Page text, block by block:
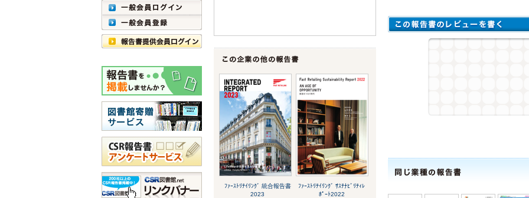
ﾌｧｰｽﾄﾘﾃｲﾘﾝｸﾞ 統合報告書
2023
ﾌｧｰｽﾄﾘﾃｲﾘﾝｸﾞ ｻｽﾃﾅﾋﾞﾘﾃｨﾚ
ﾎﾟｰﾄ2022